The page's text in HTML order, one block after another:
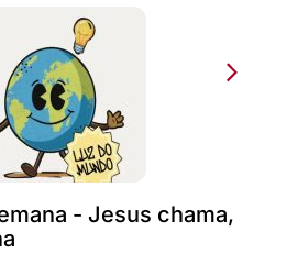
- Jesus chama,